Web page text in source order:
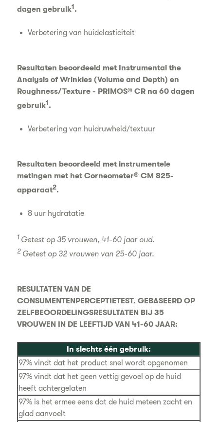
dagen gebruik1.
Verbetering van huidelasticiteit
Resultaten beoordeeld met Instrumental the
Analysis of Wrinkles (Volume and Depth) en
Roughness/Texture - PRIMOS® CR na 60 dagen
gebruik1.
Verbetering van huidruwheid/textuur
Resultaten beoordeeld met instrumentele
metingen met het Corneometer® CM 825-
apparaat2.
8 uur hydratatie
1 Getest op 35 vrouwen, 41-60 jaar oud.
2 Getest op 32 vrouwen van 25-60 jaar.
RESULTATEN VAN DE
CONSUMENTENPERCEPTIETEST, GEBASEERD OP
ZELFBEOORDELINGSRESULTATEN BIJ 35
VROUWEN IN DE LEEFTIJD VAN 41-60 JAAR:
In slechts één gebruik:
97% vindt dat het product snel wordt opgenomen
97% vindt dat het geen vettig gevoel op de huid
heeft achtergelaten
97% is het ermee eens dat de huid meteen zacht en
glad aanvoelt